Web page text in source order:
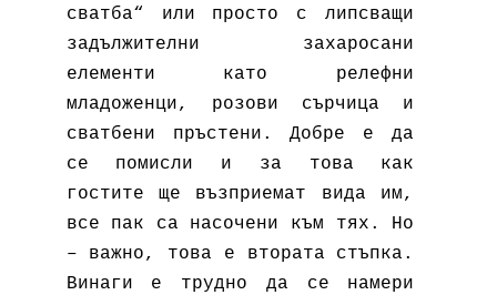
сватба“ или просто с липсващи
задължителни захаросани
елементи като релефни
младоженци, розови сърчица и
сватбени пръстени. Добре е да
се помисли и за това как
гостите ще възприемат вида им,
все пак са насочени към тях. Но
– важно, това е втората стъпка.
Винаги е трудно да се намери